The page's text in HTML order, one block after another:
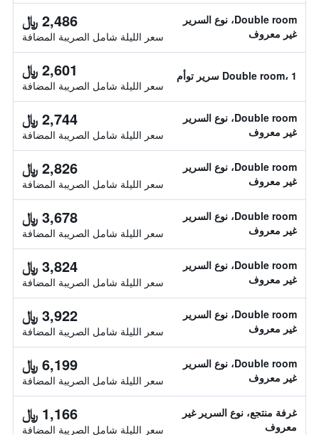
Double room، نوع السرير
غير معروف
2,486 ﷼
سعر الليلة شامل الصريبة المضافة
Double room، 1 سرير توأم 2,601 ﷼
سعر الليلة شامل الصريبة المضافة
Double room، نوع السرير
غير معروف
2,744 ﷼
سعر الليلة شامل الصريبة المضافة
Double room، نوع السرير
غير معروف
2,826 ﷼
سعر الليلة شامل الصريبة المضافة
Double room، نوع السرير
غير معروف
3,678 ﷼
سعر الليلة شامل الصريبة المضافة
Double room، نوع السرير
غير معروف
3,824 ﷼
سعر الليلة شامل الصريبة المضافة
Double room، نوع السرير
غير معروف
3,922 ﷼
سعر الليلة شامل الصريبة المضافة
Double room، نوع السرير
غير معروف
6,199 ﷼
سعر الليلة شامل الصريبة المضافة
غرفة منتجع، نوع السرير غير
معروف
1,166 ﷼
سعر الليلة شامل الصريبة المضافة